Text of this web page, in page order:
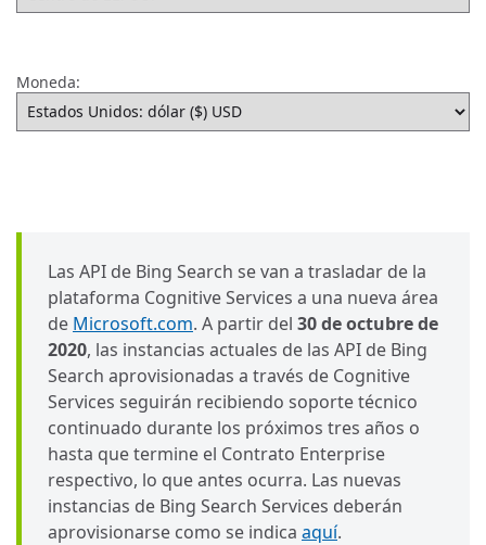
Moneda:
Las API de Bing Search se van a trasladar de la
plataforma Cognitive Services a una nueva área
de Microsoft.com. A partir del 30 de octubre de
2020, las instancias actuales de las API de Bing
Search aprovisionadas a través de Cognitive
Services seguirán recibiendo soporte técnico
continuado durante los próximos tres años o
hasta que termine el Contrato Enterprise
respectivo, lo que antes ocurra. Las nuevas
instancias de Bing Search Services deberán
aprovisionarse como se indica aquí.